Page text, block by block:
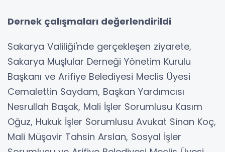
Dernek çalışmaları değerlendirildi
Sakarya Valiliği'nde gerçekleşen ziyarete,
Sakarya Muşlular Derneği Yönetim Kurulu
Başkanı ve Arifiye Belediyesi Meclis Üyesi
Cemalettin Saydam, Başkan Yardımcısı
Nesrullah Başak, Mali İşler Sorumlusu Kasım
Oğuz, Hukuk İşler Sorumlusu Avukat Sinan Koç,
Mali Müşavir Tahsin Arslan, Sosyal İşler